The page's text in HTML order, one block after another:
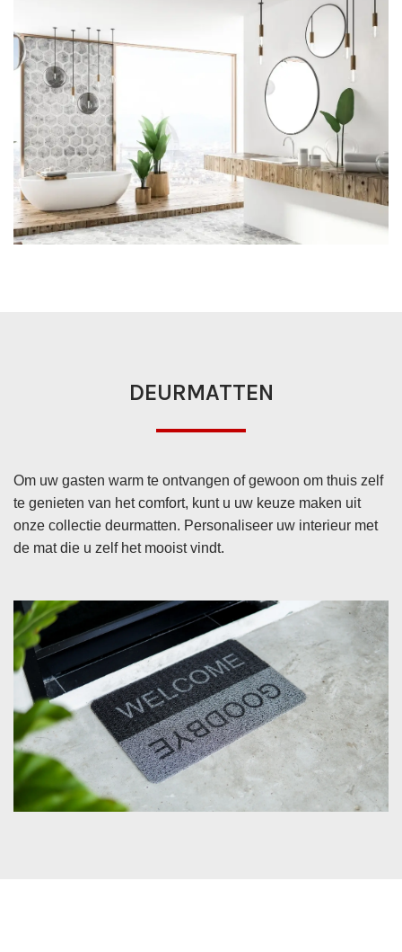
DEURMATTEN
Om uw gasten warm te ontvangen of gewoon om thuis zelf
te genieten van het comfort, kunt u uw keuze maken uit
onze collectie deurmatten. Personaliseer uw interieur met
de mat die u zelf het mooist vindt.